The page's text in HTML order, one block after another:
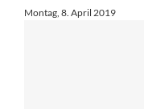
Montag, 8. April 2019